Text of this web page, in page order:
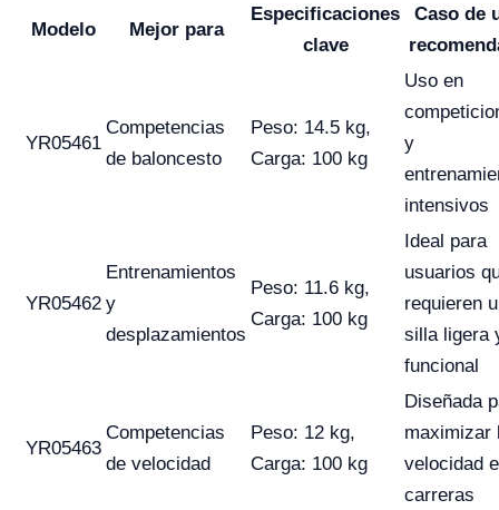
Modelo Mejor para
Especificaciones
clave
Caso de
YR05461
Competencias
de baloncesto
Peso: 14.5 kg,
Carga: 100 kg
Uso en
y
intensivos
YR05462
Entrenamientos
y
desplazamientos
Peso: 11.6 kg,
Carga: 100 kg
Ideal para
usuarios
requieren
silla ligera
funcional
YR05463
Competencias
de velocidad
Peso: 12 kg,
Carga: 100 kg
Diseñada
maximizar
velocidad
carreras